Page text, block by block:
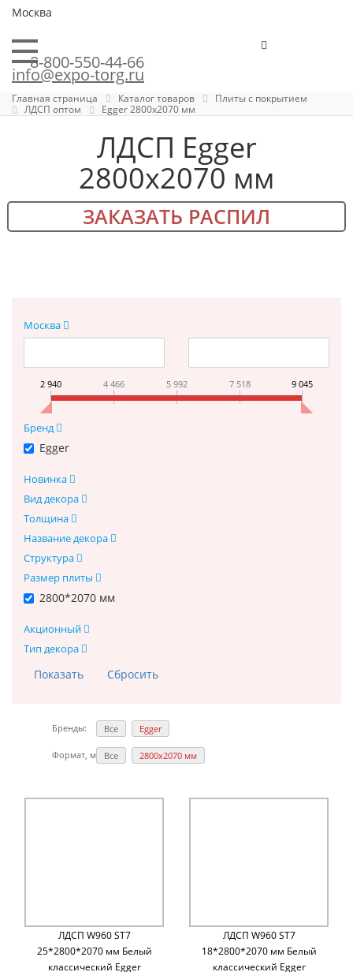
Москва
8-800-550-44-66
info@expo-torg.ru
Главная страница Каталог товаров
Плиты с покрытием
ЛДСП оптом
Egger 2800x2070 мм
ЛДСП Egger
2800х2070 мм
ЗАКАЗАТЬ РАСПИЛ
Москва
2 940 4 466 5 992 7 518 9 045
Бренд
Egger
Новинка
Вид декора
Толщина
Название декора
Структура
Размер плиты
2800*2070 мм
Акционный
Тип декора
Бренды: Все Egger
Формат, мм: Все 2800х2070 мм
ЛДСП W960 ST7
25*2800*2070 мм Белый
классический Egger
ЛДСП W960 ST7
18*2800*2070 мм Белый
классический Egger